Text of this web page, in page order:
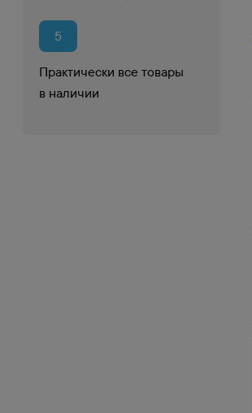
5
Практически все товары
в наличии